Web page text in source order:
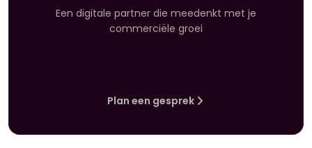
Een digitale partner die meedenkt met je
commerciële groei
Plan een gesprek